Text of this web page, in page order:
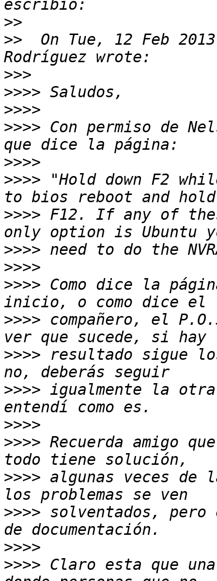
>>
>>
On Tue, 12 Feb
>>>
>>>>
>>>>
>>>> Con permiso de
>>>>
>>>> "Hold down F2
>>>> F12. If any of
>>>>
>>>>
>>>> Como dice la
>>>> compañero, el
>>>> resultado sigue
>>>> igualmente la otra
>>>>
>>>> Recuerda amigo
>>>> algunas veces de
>>>> solventados,
>>>>
>>>> Claro esta que